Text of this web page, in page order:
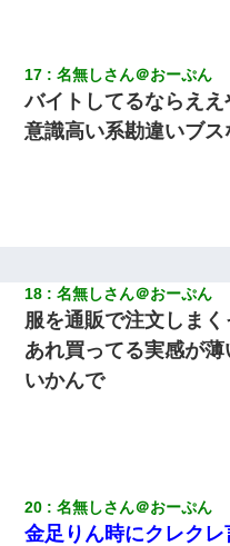
17 名無しさん＠おーぷん
バイトしてるならええ
意識高い系勘違いブ
18 名無しさん＠おーぷん
服を通販で注文しま
あれ買ってる実感が
いかんで
20 名無しさん＠おーぷん
金足りん時にクレク